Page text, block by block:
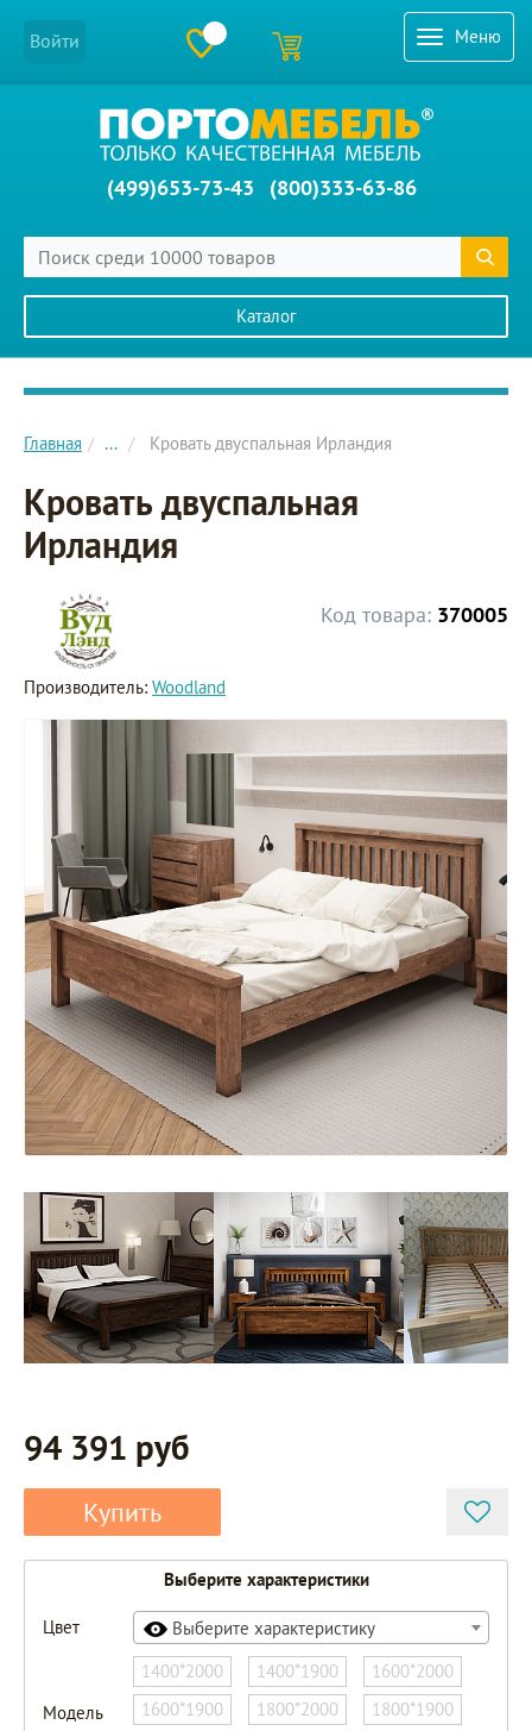
Меню
Войти
(499)653-73-43 (800)333-63-86
Каталог
Главное меню сайта
Главная ... Кровать двуспальная Ирландия
Кровать двуспальная
Ирландия
Код товара: 370005
Производитель: Woodland
94 391 руб
Купить
Выберите характеристики
Цвет Выберите характеристику
Модель
1400*2000 1400*1900
1600*2000
1600*1900
1800*2000
1800*1900